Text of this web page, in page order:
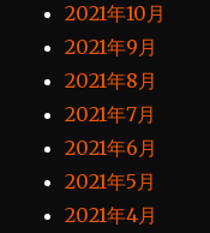
2021年10月
2021年9月
2021年8月
2021年7月
2021年6月
2021年5月
2021年4月